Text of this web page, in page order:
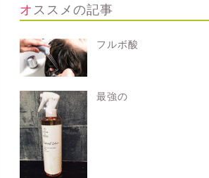
オススメの記事
フルボ酸
最強の